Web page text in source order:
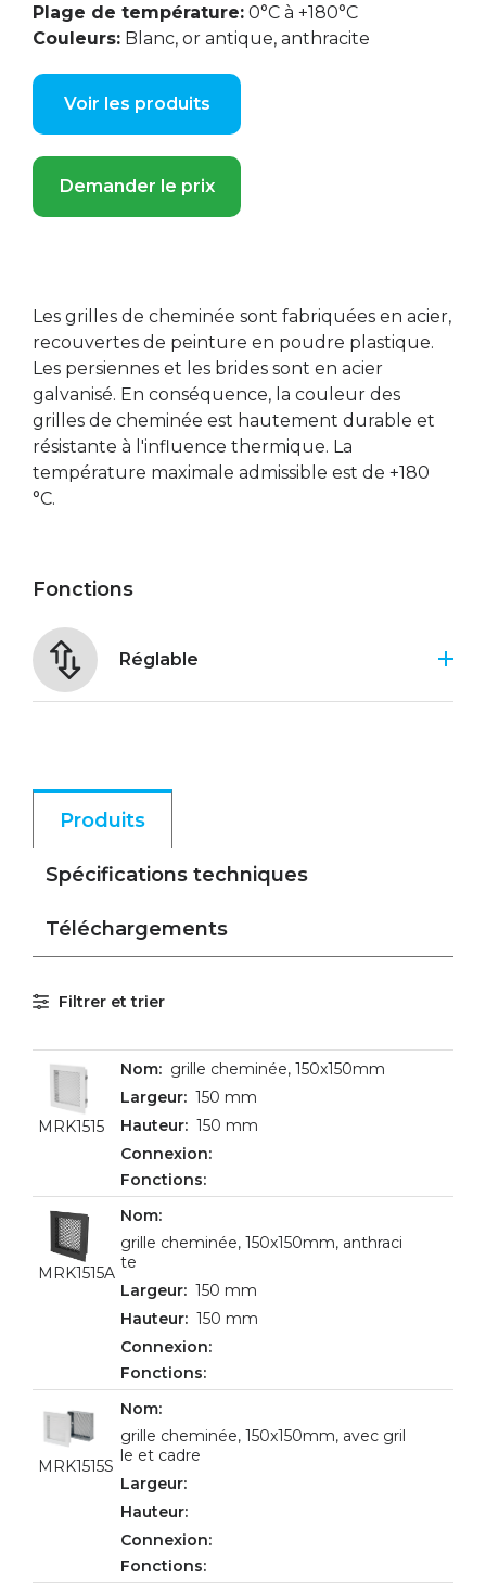
Plage de température: 0°C à +180°C
Couleurs: Blanc, or antique, anthracite
Voir les produits
Demander le prix
Les grilles de cheminée sont fabriquées en acier,
recouvertes de peinture en poudre plastique.
Les persiennes et les brides sont en acier
galvanisé. En conséquence, la couleur des
grilles de cheminée est hautement durable et
résistante à l'influence thermique. La
température maximale admissible est de +180
°C.
Fonctions
Réglable
Produits
Spécifications techniques
Téléchargements
Filtrer et trier
MRK1515
grille cheminée, 150x150mm
150 mm
150 mm
MRK1515A
grille cheminée, 150x150mm, anthraci
te
150 mm
150 mm
MRK1515S
grille cheminée, 150x150mm, avec gril
le et cadre